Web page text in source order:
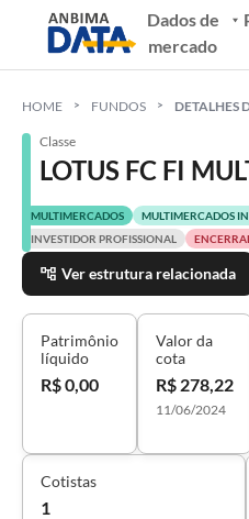
Dados de
mercado
HOME FUNDOS DETALHES
Classe
LOTUS FC FI
MULTIMERCADOS
MULTIMERCADOS
INVESTIDOR PROFISSIONAL
Ver estrutura relacionada
Patrimônio
líquido
R$ 0,00
Valor da
cota
R$ 278,22
11/06/2024
Cotistas
1